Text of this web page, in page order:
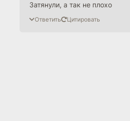
Затянули, а так не плохо
Ответить Цитировать